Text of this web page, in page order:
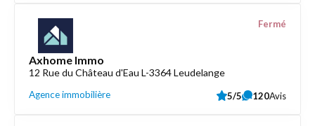
Axhome Immo
12 Rue du Château d'Eau L-3364 Leudelange
Agence immobilière
Fermé
5/5 120Avis